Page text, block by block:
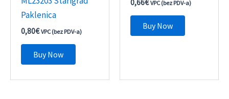
Paklenica
0,80€ VPC (bez PDV-a)
Buy Now
0,66€ VPC (bez PDV-a)
Buy Now